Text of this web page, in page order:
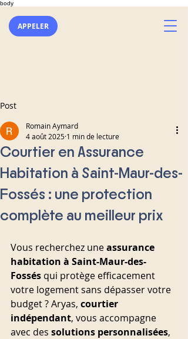
body
APPELER
Post
Courtier en Assurance
Habitation à Saint-Maur-des-
Fossés : une protection
complète au meilleur prix
Romain Aymard
4 août 2025 1 min de lecture
Vous recherchez une assurance
habitation à Saint-Maur-des-
Fossés qui protège efficacement
votre logement sans dépasser votre
budget ? Aryas, courtier
indépendant, vous accompagne
avec des solutions personnalisées,